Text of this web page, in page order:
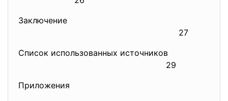
Заключение
27
Список использованных источников
29
Приложения